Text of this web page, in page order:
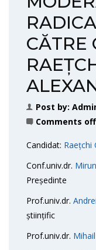
CĂTRE
Post by:
Comments off
Candidat: Raețchi
Conf.univ.dr.
Președinte
Prof.univ.dr.
științific
Prof.univ.dr.